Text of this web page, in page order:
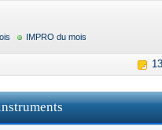
IMPRO du mois